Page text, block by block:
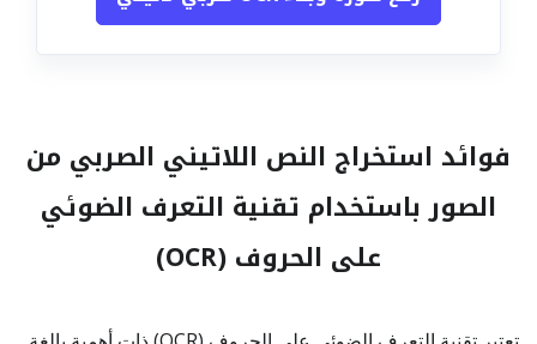
فوائد استخراج النص اللاتيني الصربي من
الصور باستخدام تقنية التعرف الضوئي
على الحروف (OCR)